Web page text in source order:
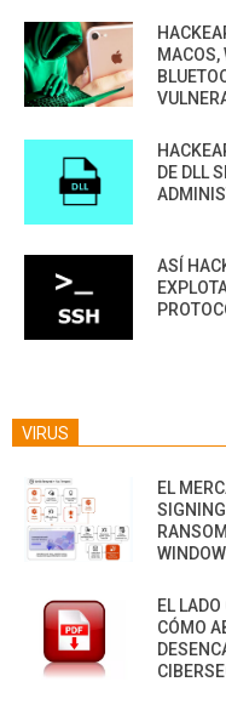
MACOS,
DE DLL
ASÍ
VIRUS
EL
EL
CÓMO